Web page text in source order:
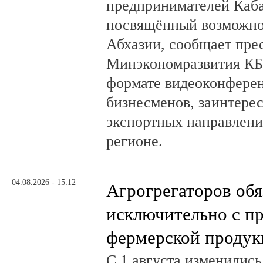
предпринимателей
посвящённый
Абхазии, сообщает
Минэкономразвития
формате
бизнесменов,
экспортных
регионе.
04.08.2026 - 15:12
Агрогрегаторов
исключительно с
фермерской